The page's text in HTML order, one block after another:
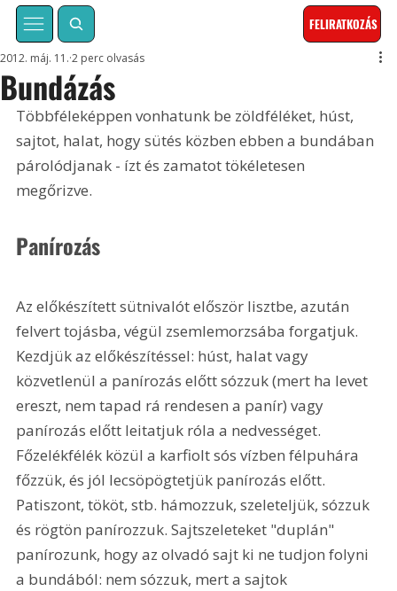
FELIRATKOZÁS
Bundázás
2012. máj. 11. 2 perc olvasás
Többféleképpen vonhatunk be zöldféléket, húst,
sajtot, halat, hogy sütés közben ebben a bundában
párolódjanak - ízt és zamatot tökéletesen
megőrizve.
Panírozás
Az előkészített sütnivalót először lisztbe, azután
felvert tojásba, végül zsemlemorzsába forgatjuk.
Kezdjük az előkészítéssel: húst, halat vagy
közvetlenül a panírozás előtt sózzuk (mert ha levet
ereszt, nem tapad rá rendesen a panír) vagy
panírozás előtt leitatjuk róla a nedvességet.
Főzelékfélék közül a karfiolt sós vízben félpuhára
főzzük, és jól lecsöpögtetjük panírozás előtt.
Patiszont, tököt, stb. hámozzuk, szeleteljük, sózzuk
és rögtön panírozzuk. Sajtszeleteket "duplán"
panírozunk, hogy az olvadó sajt ki ne tudjon folyni
a bundából: nem sózzuk, mert a sajtok